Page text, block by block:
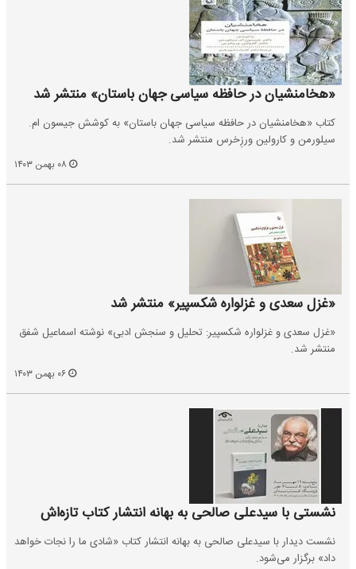
«هخامنشیان در حافظه سیاسی جهان باستان» منتشر شد
کتاب «هخامنشیان در حافظه سیاسی جهان باستان» به کوشش جیسون ام.
سیلورمن و کارولین ورزِخرس منتشر شد.
«غزل سعدی و غزلواره‌ شکسپیر» منتشر شد
«غزل سعدی و غزلواره‌ شکسپیر: تحلیل و سنجش ادبی» نوشته اسماعیل شفق
منتشر شد.
نشستی با سیدعلی صالحی به بهانه انتشار کتاب تازه‌اش
نشست دیدار با سیدعلی صالحی به بهانه انتشار کتاب «شادی ما را نجات خواهد
داد» برگزار می‌شود.